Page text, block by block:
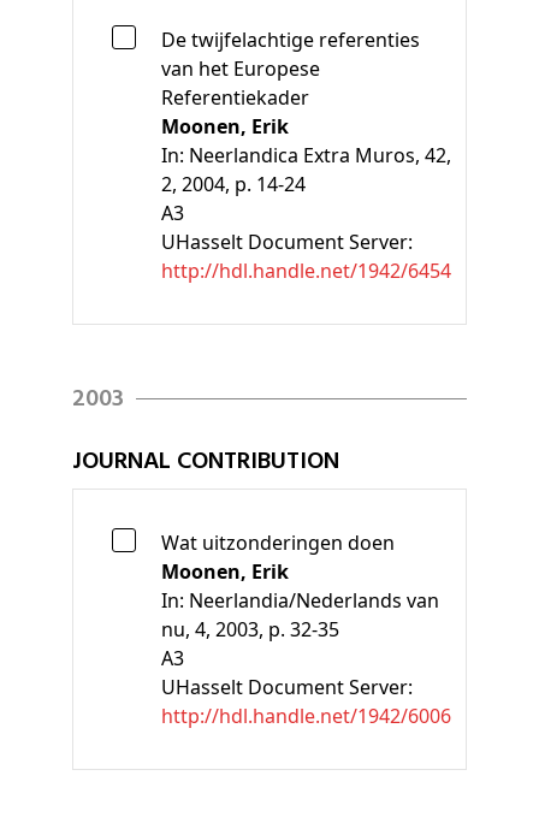
De twijfelachtige referenties
van het Europese
Referentiekader
Moonen, Erik
In: Neerlandica Extra Muros, 42,
2, 2004, p. 14-24
A3
UHasselt Document Server:
http://hdl.handle.net/1942/6454
2003
JOURNAL CONTRIBUTION
Wat uitzonderingen doen
Moonen, Erik
In: Neerlandia/Nederlands van
nu, 4, 2003, p. 32-35
A3
UHasselt Document Server:
http://hdl.handle.net/1942/6006